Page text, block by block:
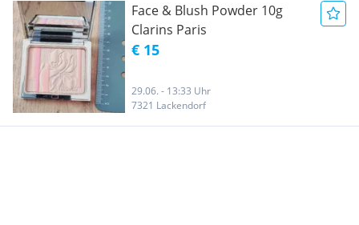
Face & Blush Powder 10g
Clarins Paris
€ 15
29.06. - 13:33 Uhr
7321 Lackendorf